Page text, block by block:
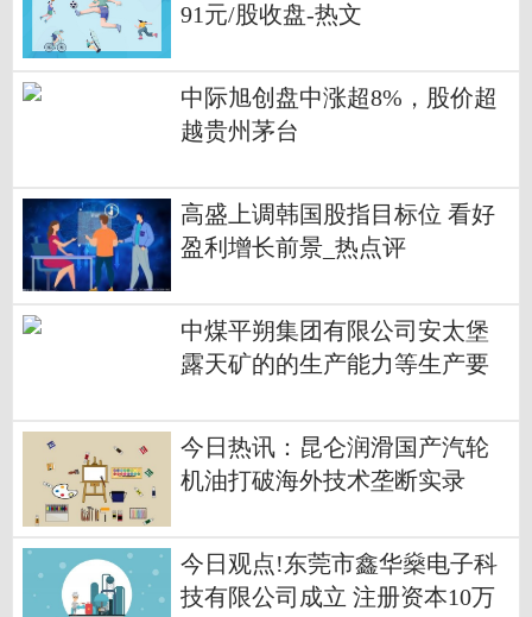
91元/股收盘-热文
中际旭创盘中涨超8%，股价超
越贵州茅台
高盛上调韩国股指目标位 看好
盈利增长前景_热点评
中煤平朔集团有限公司安太堡
露天矿的的生产能力等生产要
今日热讯：昆仑润滑国产汽轮
机油打破海外技术垄断实录
今日观点!东莞市鑫华燊电子科
技有限公司成立 注册资本10万